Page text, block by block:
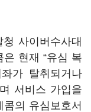
사이버수사대
현재 “유심 복
가 탈취되거나
서비스 가입을
의 유심보호서